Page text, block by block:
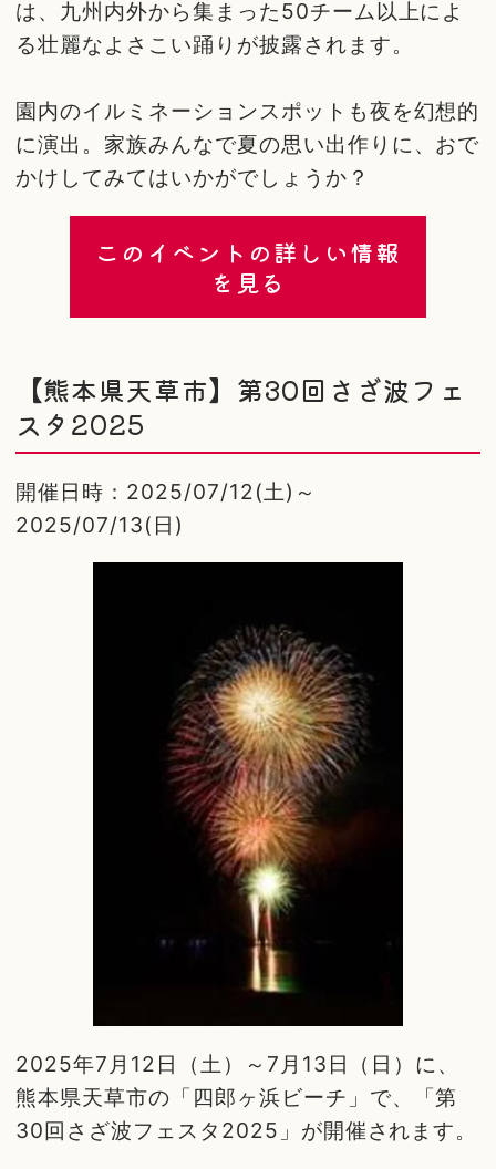
は、九州内外から集まった50チーム以上によ
る壮麗なよさこい踊りが披露されます。
園内のイルミネーションスポットも夜を幻想的
に演出。家族みんなで夏の思い出作りに、おで
かけしてみてはいかがでしょうか？
このイベントの詳しい情報
を見る
【熊本県天草市】第30回さざ波フェ
スタ2025
開催日時：2025/07/12(土)～
2025/07/13(日)
2025年7月12日（土）～7月13日（日）に、
熊本県天草市の「四郎ヶ浜ビーチ」で、「第
30回さざ波フェスタ2025」が開催されます。